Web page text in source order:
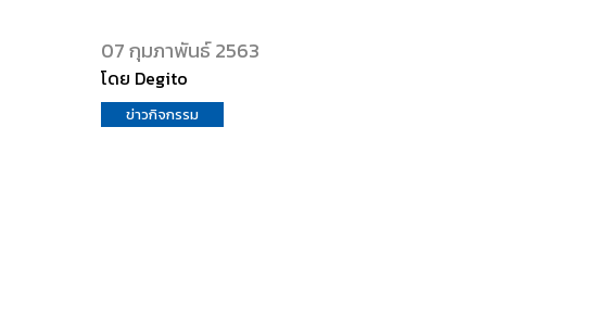
07 กุมภาพันธ์ 2563
โดย Degito
ข่าวกิจกรรม